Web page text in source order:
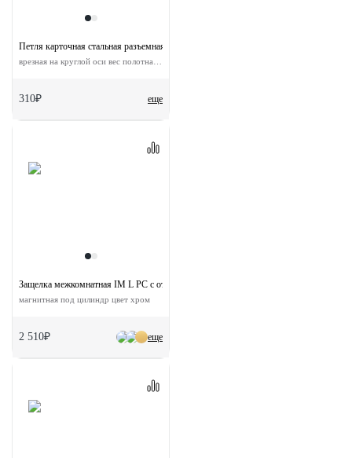
еще
Петля карточная стальная разъемная MSND-C 100X70X2.5 SN R -IND правая без
310₽
еще
Защелка межкомнатная IM L PC с ответной планкой
магнитная под цилиндр цвет хром
2 510₽